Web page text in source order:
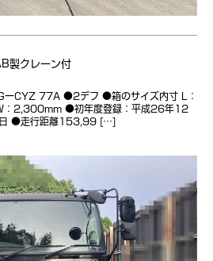
製クレーン付
ーCYZ 77A ●2デフ ●箱のサイズ内寸 L：
2,300mm ●初年度登録：平成26年12
●走行距離153,99 […]